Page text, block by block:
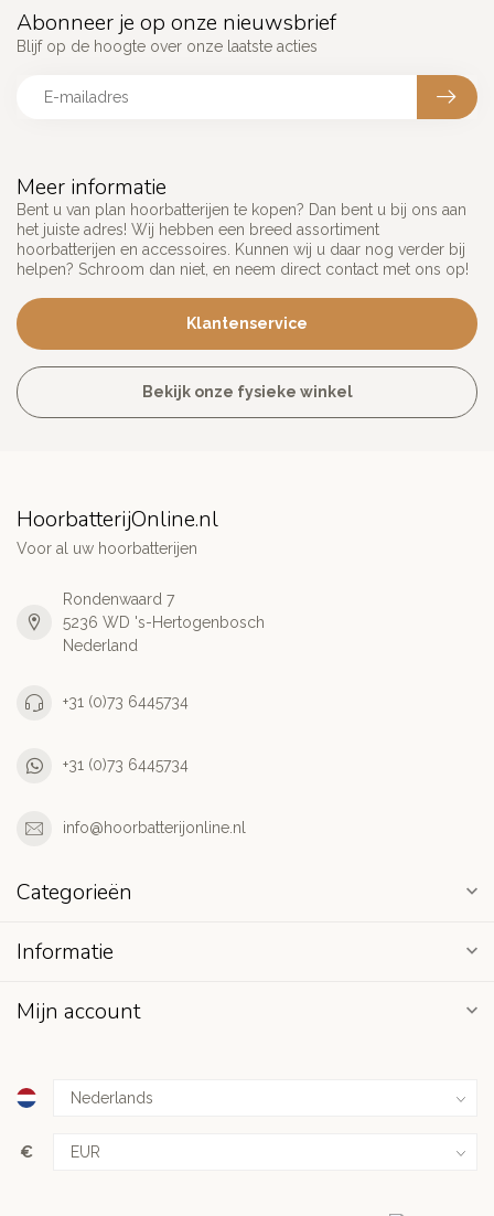
Meer informatie
Bent u van plan hoorbatterijen te kopen? Dan bent u bij ons aan
het juiste adres! Wij hebben een breed assortiment
hoorbatterijen en accessoires. Kunnen wij u daar nog verder bij
helpen? Schroom dan niet, en neem direct contact met ons op!
Klantenservice
Bekijk onze fysieke winkel
Abonneer je op onze nieuwsbrief
Blijf op de hoogte over onze laatste acties
HoorbatterijOnline.nl
Voor al uw hoorbatterijen
Rondenwaard 7
5236 WD 's-Hertogenbosch
Nederland
+31 (0)73 6445734
+31 (0)73 6445734
info@hoorbatterijonline.nl
Categorieën
Informatie
Mijn account
€